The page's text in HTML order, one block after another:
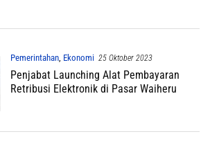
Pemerintahan, Ekonomi 25 Oktober 2023
Penjabat Launching Alat Pembayaran
Retribusi Elektronik di Pasar Waiheru